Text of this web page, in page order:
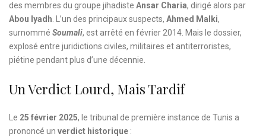
des membres du groupe jihadiste Ansar Charia, dirigé alors par
Abou Iyadh . L’un des principaux suspects, Ahmed Malki,
surnommé Soumali, est arrêté en février 2014. Mais le dossier,
explosé entre juridictions civiles, militaires et antiterroristes,
piétine pendant plus d’une décennie.
Un Verdict Lourd, Mais Tardif
Le 25 février 2025, le tribunal de première instance de Tunis a
prononcé un verdict historique :